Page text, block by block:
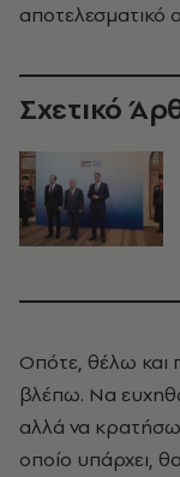
αποτελεσματικό
Σχετικό
Οπότε, θέλω και
βλέπω. Να
αλλά να κρατήσω
οποίο υπάρχει,